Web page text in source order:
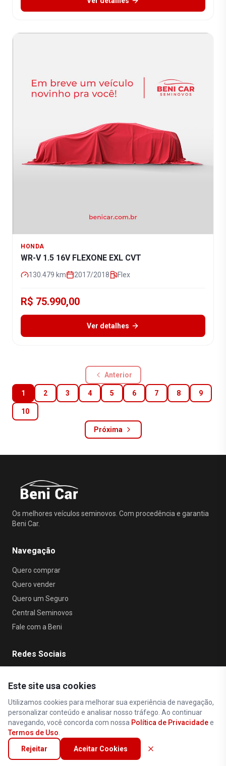
Este site usa cookies
Utilizamos cookies para melhorar sua experiência de navegação,
personalizar conteúdo e analisar nosso tráfego. Ao continuar
navegando, você concorda com nossa Política de Privacidadee
Termos de Uso
Rejeitar
Aceitar Cookies
HONDA
WR-V 1.5 16V FLEXONE EXL CVT
130.479 km 2017/2018 Flex
R$ 75.990,00
Ver detalhes
Anterior
1 2 3 4 5 6 7 8 9
10
Próxima
Os melhores veículos seminovos. Com procedência e garantia
Beni Car.
Navegação
Quero comprar
Quero vender
Quero um Seguro
Central Seminovos
Fale com a Beni
Redes Sociais
Política de Privacidade•Termos de Uso
•